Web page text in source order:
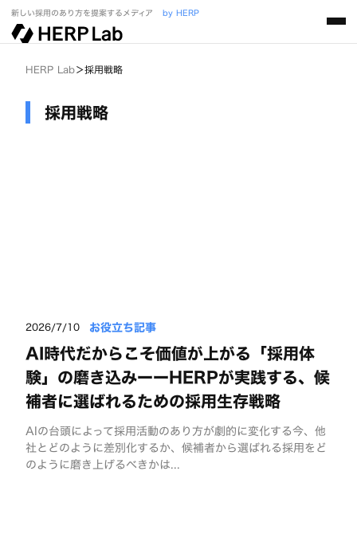
新しい採用のあり方を提案するメディア by HERP
HERP Lab＞採用戦略
採用戦略
2026/7/10 お役立ち記事
AI時代だからこそ価値が上がる「採用体
験」の磨き込みーーHERPが実践する、候
補者に選ばれるための採用生存戦略
AIの台頭によって採用活動のあり方が劇的に変化する今、他
社とどのように差別化するか、候補者から選ばれる採用をど
のように磨き上げるべきかは...